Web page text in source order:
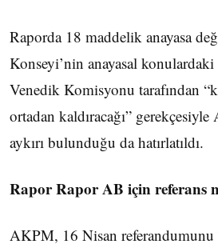
Raporda 18 maddelik anayasa
Konseyi’nin anayasal konulardaki
Venedik Komisyonu tarafından
ortadan kaldıracağı”
aykırı bulunduğu da hatırlatıldı.
Rapor Rapor AB için referans
AKPM, 16 Nisan